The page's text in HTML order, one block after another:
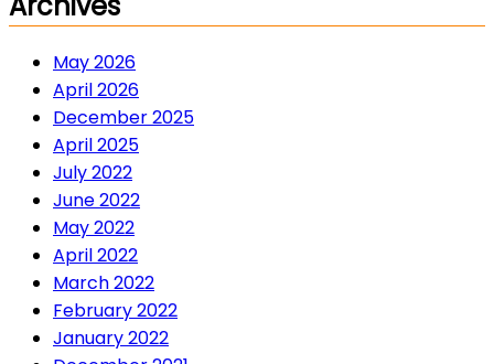
May 2026
April 2026
December 2025
April 2025
July 2022
June 2022
May 2022
April 2022
March 2022
February 2022
January 2022